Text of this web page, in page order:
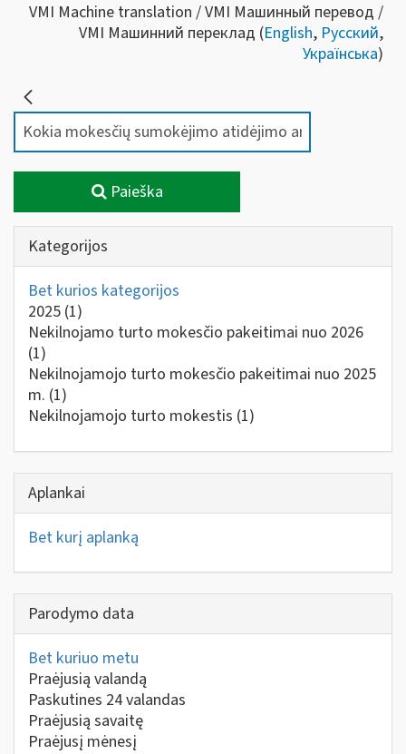
VMI Machine translation / VMI Машинный перевод /
VMI Машинний переклад (English, Русский,
Українська)
Paieška
Kategorijos
Bet kurios kategorijos
2025 (1)
Nekilnojamo turto mokesčio pakeitimai nuo 2026
(1)
Nekilnojamojo turto mokesčio pakeitimai nuo 2025
m. (1)
Nekilnojamojo turto mokestis (1)
Aplankai
Bet kurį aplanką
Parodymo data
Bet kuriuo metu
Praėjusią valandą
Paskutines 24 valandas
Praėjusią savaitę
Praėjusį mėnesį